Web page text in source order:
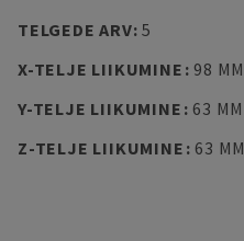
TELGEDE ARV:5
X-TELJE LIIKUMINE : 98 MM
Y-TELJE LIIKUMINE : 63 MM
Z-TELJE LIIKUMINE : 63 MM